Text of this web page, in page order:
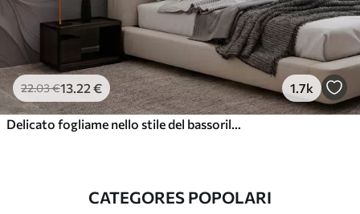
22.03€13.22 € 1.7k
Delicato fogliame nello stile del bassorilievo
CATEGORES POPOLARI